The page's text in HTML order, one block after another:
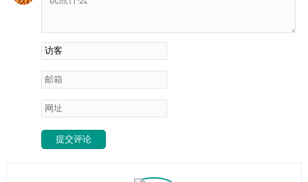
提交评论